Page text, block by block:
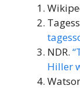
NDR.
Hiller